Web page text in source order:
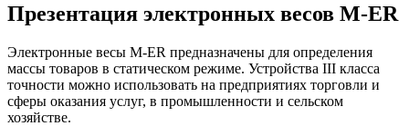
Презентация электронных весов M-ER
Электронные весы M-ER предназначены для определения
массы товаров в статическом режиме. Устройства III класса
точности можно использовать на предприятиях торговли и
сферы оказания услуг, в промышленности и сельском
хозяйстве.